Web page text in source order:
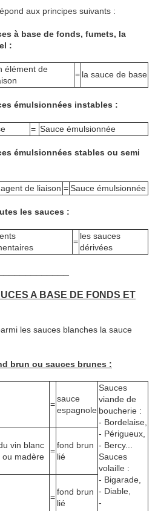
aux principes suivants :
à base de fonds, fumets, la
:
élément de
= la sauce de base
émulsionnées instables :
= Sauce émulsionnée
émulsionnées stables ou semi
agent de liaison =Sauce émulsionnée
les sauces :
=
les sauces
dérivées
A BASE DE FONDS ET
les sauces blanches la sauce
brun ou sauces brunes :
=
sauce
espagnole
Sauces
viande de
boucherie :
- Bordelaise,
- Périgueux,
- Bercy...
Sauces
volaille :
- Bigarade,
- Diable,
-
vin blanc
ou madère
=
fond brun
lié
=
fond brun
lié